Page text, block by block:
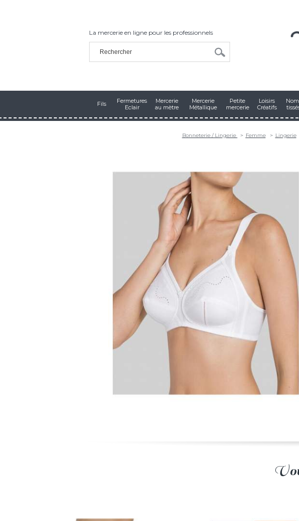
La mercerie en ligne pour les professionnels
Fils
Fermetures
Eclair
Mercerie
au mètre
Mercerie
Métallique
Petite
mercerie
Loisirs
Créatifs
Bonneterie / Lingerie Femme Lingerie